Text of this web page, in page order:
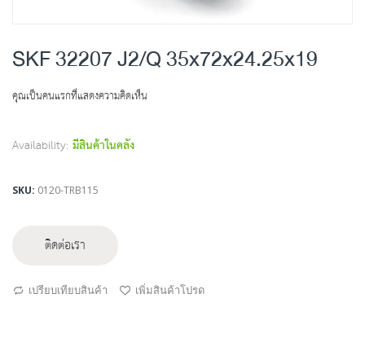
to
the
SKF 32207 J2/Q 35x72x24.25x19
คุณเป็นคนแรกที่แสดงความคิดเห็น
Availability: มีสินค้าในคลัง
SKU 0120-TRB115
ติดต่อเรา
เปรียบเทียบสินค้า เพิ่มสินค้าโปรด